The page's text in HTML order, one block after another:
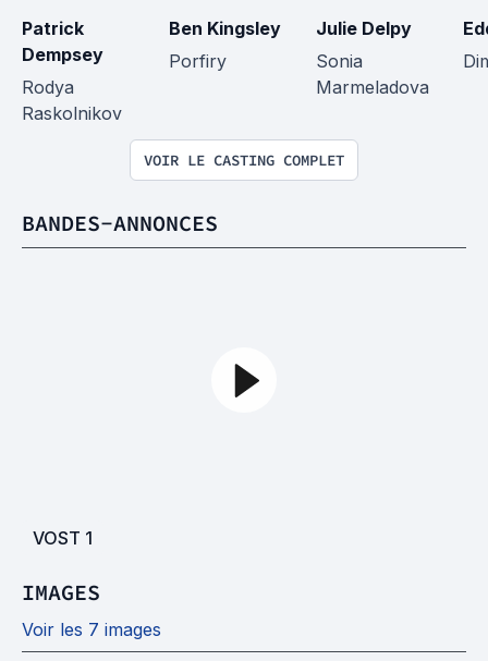
Patrick
Dempsey
Rodya
Raskolnikov
Ben Kingsley
Porfiry
Julie Delpy
Sonia
Marmeladova
VOIR LE CASTING COMPLET
BANDES-ANNONCES
VOST 1
IMAGES
Voir les 7 images